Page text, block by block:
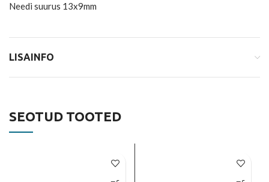
Needi suurus 13x9mm
LISAINFO
SEOTUD TOOTED